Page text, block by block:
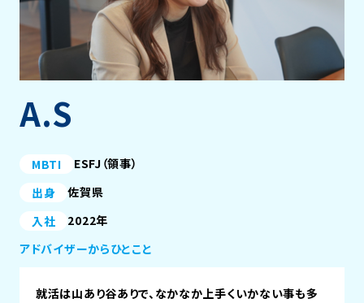
A.S
MBTI
ESFJ（領事）
出身
佐賀県
入社
2022年
アドバイザーからひとこと
就活は山あり谷ありで、なかなか上手くいかない事も多